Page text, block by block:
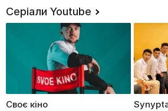
Серіали Youtube
Своє кіно